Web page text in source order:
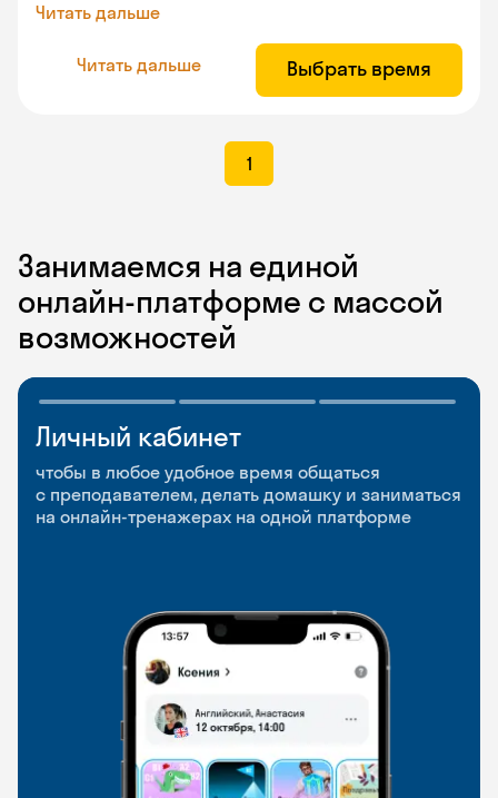
Читать дальше
Читать дальше Выбрать время
1
Занимаемся на единой
онлайн-платформе с массой
возможностей
Личный кабинет
чтобы в любое удобное время общаться
с преподавателем, делать домашку и заниматься
на онлайн-тренажерах на одной платформе
Мобильное
приложение
чтобы заниматься и изучать новые слова где
и когда удобно
Разговорные клубы
и Talks
Групповые занятия для разговорной практики
и индивидуальные встречи с преподавателями